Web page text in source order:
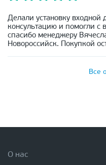
Делали установку входной
консультацию и помогли с
спасибо менеджеру
Новороссийск. Покупкой
Все
О нас